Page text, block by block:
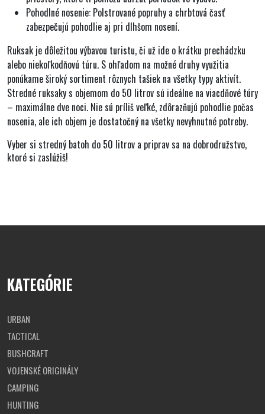
Pohodlné nosenie: Polstrované popruhy a chrbtová časť
zabezpečujú pohodlie aj pri dlhšom nosení.
Ruksak je dôležitou výbavou turistu, či už ide o krátku prechádzku
alebo niekoľkodňovú túru. S ohľadom na možné druhy využitia
ponúkame široký sortiment rôznych tašiek na všetky typy aktivít.
Stredné ruksaky s objemom do 50 litrovsú ideálne na viacdňové túry
– maximálne dve noci. Nie sú príliš veľké, zdôrazňujú pohodlie počas
nosenia, ale ich objem je dostatočný na všetky nevyhnutné potreby.
Vyber si stredný batoh do 50 litrov a priprav sa na dobrodružstvo,
ktoré si zaslúžiš!
KATEGÓRIE
URBAN
TACTICAL
BUSHCRAFT
VOJENSKÉ ORIGINÁLY
CAMPING
HUNTING